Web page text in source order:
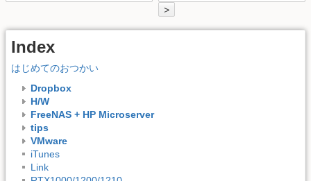
>
Index
はじめてのおつかい
Dropbox
H/W
FreeNAS + HP Microserver
tips
VMware
iTunes
Link